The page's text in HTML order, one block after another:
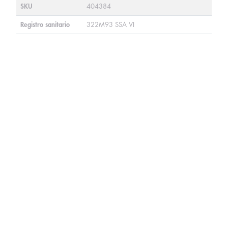
SKU 404384
Registro sanitario 322M93 SSA VI